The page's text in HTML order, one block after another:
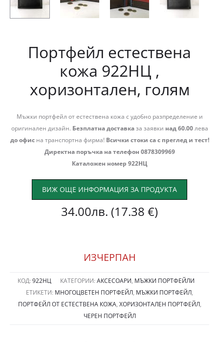
Портфейл естествена
кожа 922НЦ ,
хоризонтален, голям
Мъжки портфейл от естествена кожа с удобно разпределение и
оригинален дизайн. Безплатна доставказа заявки над 60.00лева
до офисна транспортна фирма! Всички стоки са с преглед и тест!
Директна поръчка на телефон 0878309969
Каталожен номер 922НЦ
ВИЖ ОЩЕ ИНФОРМАЦИЯ ЗА ПРОДУКТА
34.00лв. (17.38 €)
ИЗЧЕРПАН
КОД: 922НЦ КАТЕГОРИИ: АКСЕСОАРИ, МЪЖКИ ПОРТФЕЙЛИ
ЕТИКЕТИ: МНОГОЦВЕТЕН ПОРТФЕЙЛ, МЪЖКИ ПОРТФЕЙЛ,
ПОРТФЕЙЛ ОТ ЕСТЕСТВЕНА КОЖА, ХОРИЗОНТАЛЕН ПОРТФЕЙЛ,
ЧЕРЕН ПОРТФЕЙЛ